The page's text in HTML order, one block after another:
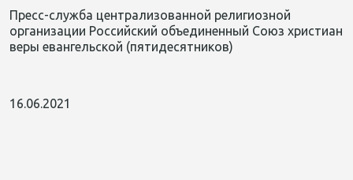
Пресс-служба централизованной религиозной
организации Российский объединенный Союз христиан
веры евангельской (пятидесятников)
16.06.2021